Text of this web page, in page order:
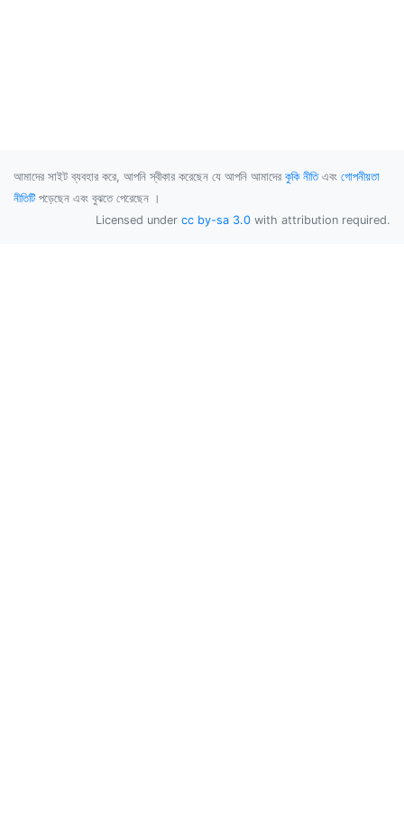
আমাদের সাইট ব্যবহার করে, আপনি স্বীকার করেছেন যে আপনি আমাদের কুকি নীতিএবং গোপনীয়তা
নীতিটি পড়েছেন এবং বুঝতে পেরেছেন ।
Licensed under cc by-sa 3.0 with attribution required.